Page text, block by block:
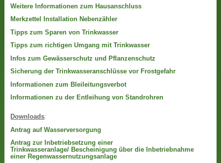
Weitere Informationen zum Hausanschluss
Merkzettel Installation Nebenzähler
Tipps zum Sparen von Trinkwasser
Tipps zum richtigen Umgang mit Trinkwasser
Infos zum Gewässerschutz und Pflanzenschutz
Sicherung der Trinkwasseranschlüsse vor Frostgefahr
Informationen zum Bleileitungsverbot
Informationen zu der Entleihung von Standrohren
Downloads:
Antrag auf Wasserversorgung
Antrag zur Inbetriebsetzung einer
Trinkwasseranlage/ Bescheinigung über die Inbetriebnahme
einer Regenwassernutzungsanlage